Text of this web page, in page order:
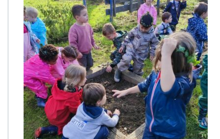
2
0
2
4
1
1
0
2
8
5